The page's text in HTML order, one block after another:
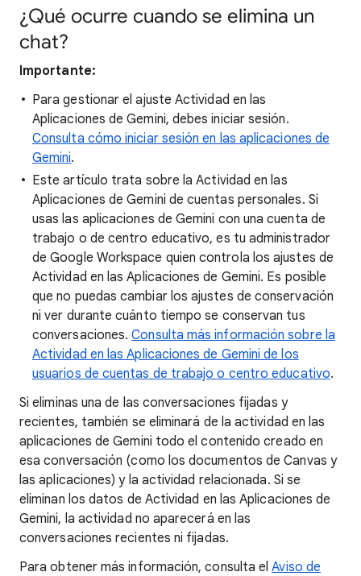
¿Qué ocurre cuando se elimina un
chat?
Importante:
Para gestionar el ajuste Actividad en las
Aplicaciones de Gemini, debes iniciar sesión.
Consulta cómo iniciar sesión en las aplicaciones de
Gemini.
Este artículo trata sobre la Actividad en las
Aplicaciones de Gemini de cuentas personales. Si
usas las aplicaciones de Gemini con una cuenta de
trabajo o de centro educativo, es tu administrador
de Google Workspace quien controla los ajustes de
Actividad en las Aplicaciones de Gemini. Es posible
que no puedas cambiar los ajustes de conservación
ni ver durante cuánto tiempo se conservan tus
conversaciones.Consulta más información sobre la
Actividad en las Aplicaciones de Gemini de los
usuarios de cuentas de trabajo o centro educativo.
Si eliminas una de las conversaciones fijadas y
recientes, también se eliminará de la actividad en las
aplicaciones de Gemini todo el contenido creado en
esa conversación (como los documentos de Canvas y
las aplicaciones) y la actividad relacionada. Si se
eliminan los datos de Actividad en las Aplicaciones de
Gemini, la actividad no aparecerá en las
conversaciones recientes ni fijadas.
Para obtener más información, consulta elAviso de